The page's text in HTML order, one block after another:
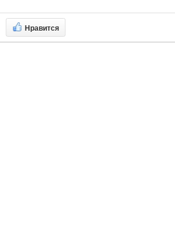
Нравится